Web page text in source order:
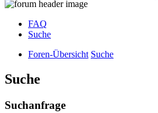
FAQ
Suche
Foren-Übersicht Suche
Suche
Suchanfrage